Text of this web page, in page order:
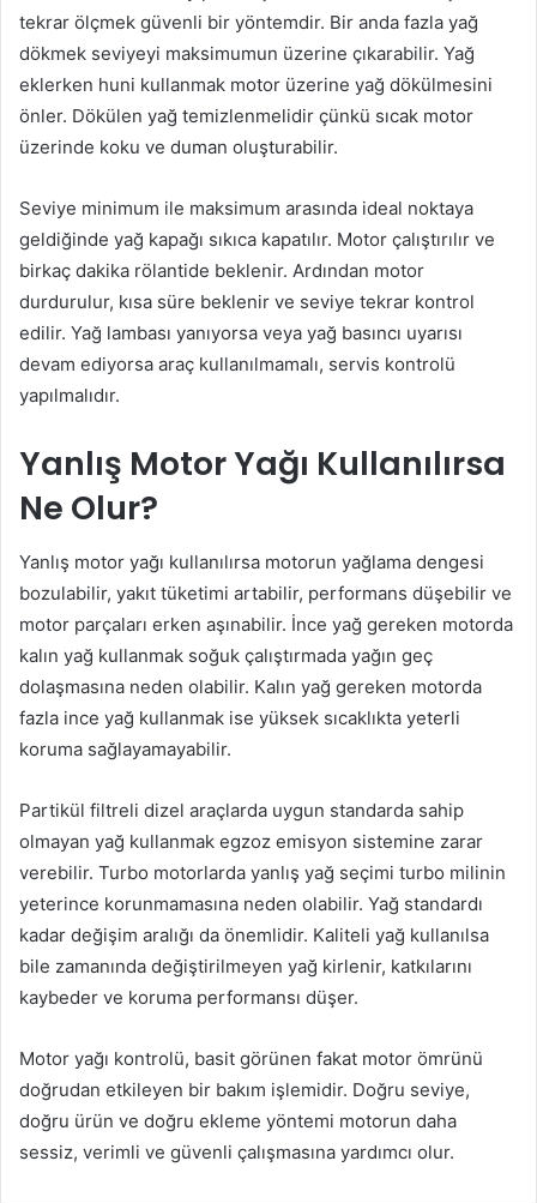
tekrar ölçmek güvenli bir yöntemdir. Bir anda fazla yağ
dökmek seviyeyi maksimumun üzerine çıkarabilir. Yağ
eklerken huni kullanmak motor üzerine yağ dökülmesini
önler. Dökülen yağ temizlenmelidir çünkü sıcak motor
üzerinde koku ve duman oluşturabilir.
Seviye minimum ile maksimum arasında ideal noktaya
geldiğinde yağ kapağı sıkıca kapatılır. Motor çalıştırılır ve
birkaç dakika rölantide beklenir. Ardından motor
durdurulur, kısa süre beklenir ve seviye tekrar kontrol
edilir. Yağ lambası yanıyorsa veya yağ basıncı uyarısı
devam ediyorsa araç kullanılmamalı, servis kontrolü
yapılmalıdır.
Yanlış Motor Yağı Kullanılırsa
Ne Olur?
Yanlış motor yağı kullanılırsa motorun yağlama dengesi
bozulabilir, yakıt tüketimi artabilir, performans düşebilir ve
motor parçaları erken aşınabilir. İnce yağ gereken motorda
kalın yağ kullanmak soğuk çalıştırmada yağın geç
dolaşmasına neden olabilir. Kalın yağ gereken motorda
fazla ince yağ kullanmak ise yüksek sıcaklıkta yeterli
koruma sağlayamayabilir.
Partikül filtreli dizel araçlarda uygun standarda sahip
olmayan yağ kullanmak egzoz emisyon sistemine zarar
verebilir. Turbo motorlarda yanlış yağ seçimi turbo milinin
yeterince korunmamasına neden olabilir. Yağ standardı
kadar değişim aralığı da önemlidir. Kaliteli yağ kullanılsa
bile zamanında değiştirilmeyen yağ kirlenir, katkılarını
kaybeder ve koruma performansı düşer.
Motor yağı kontrolü, basit görünen fakat motor ömrünü
doğrudan etkileyen bir bakım işlemidir. Doğru seviye,
doğru ürün ve doğru ekleme yöntemi motorun daha
sessiz, verimli ve güvenli çalışmasına yardımcı olur.